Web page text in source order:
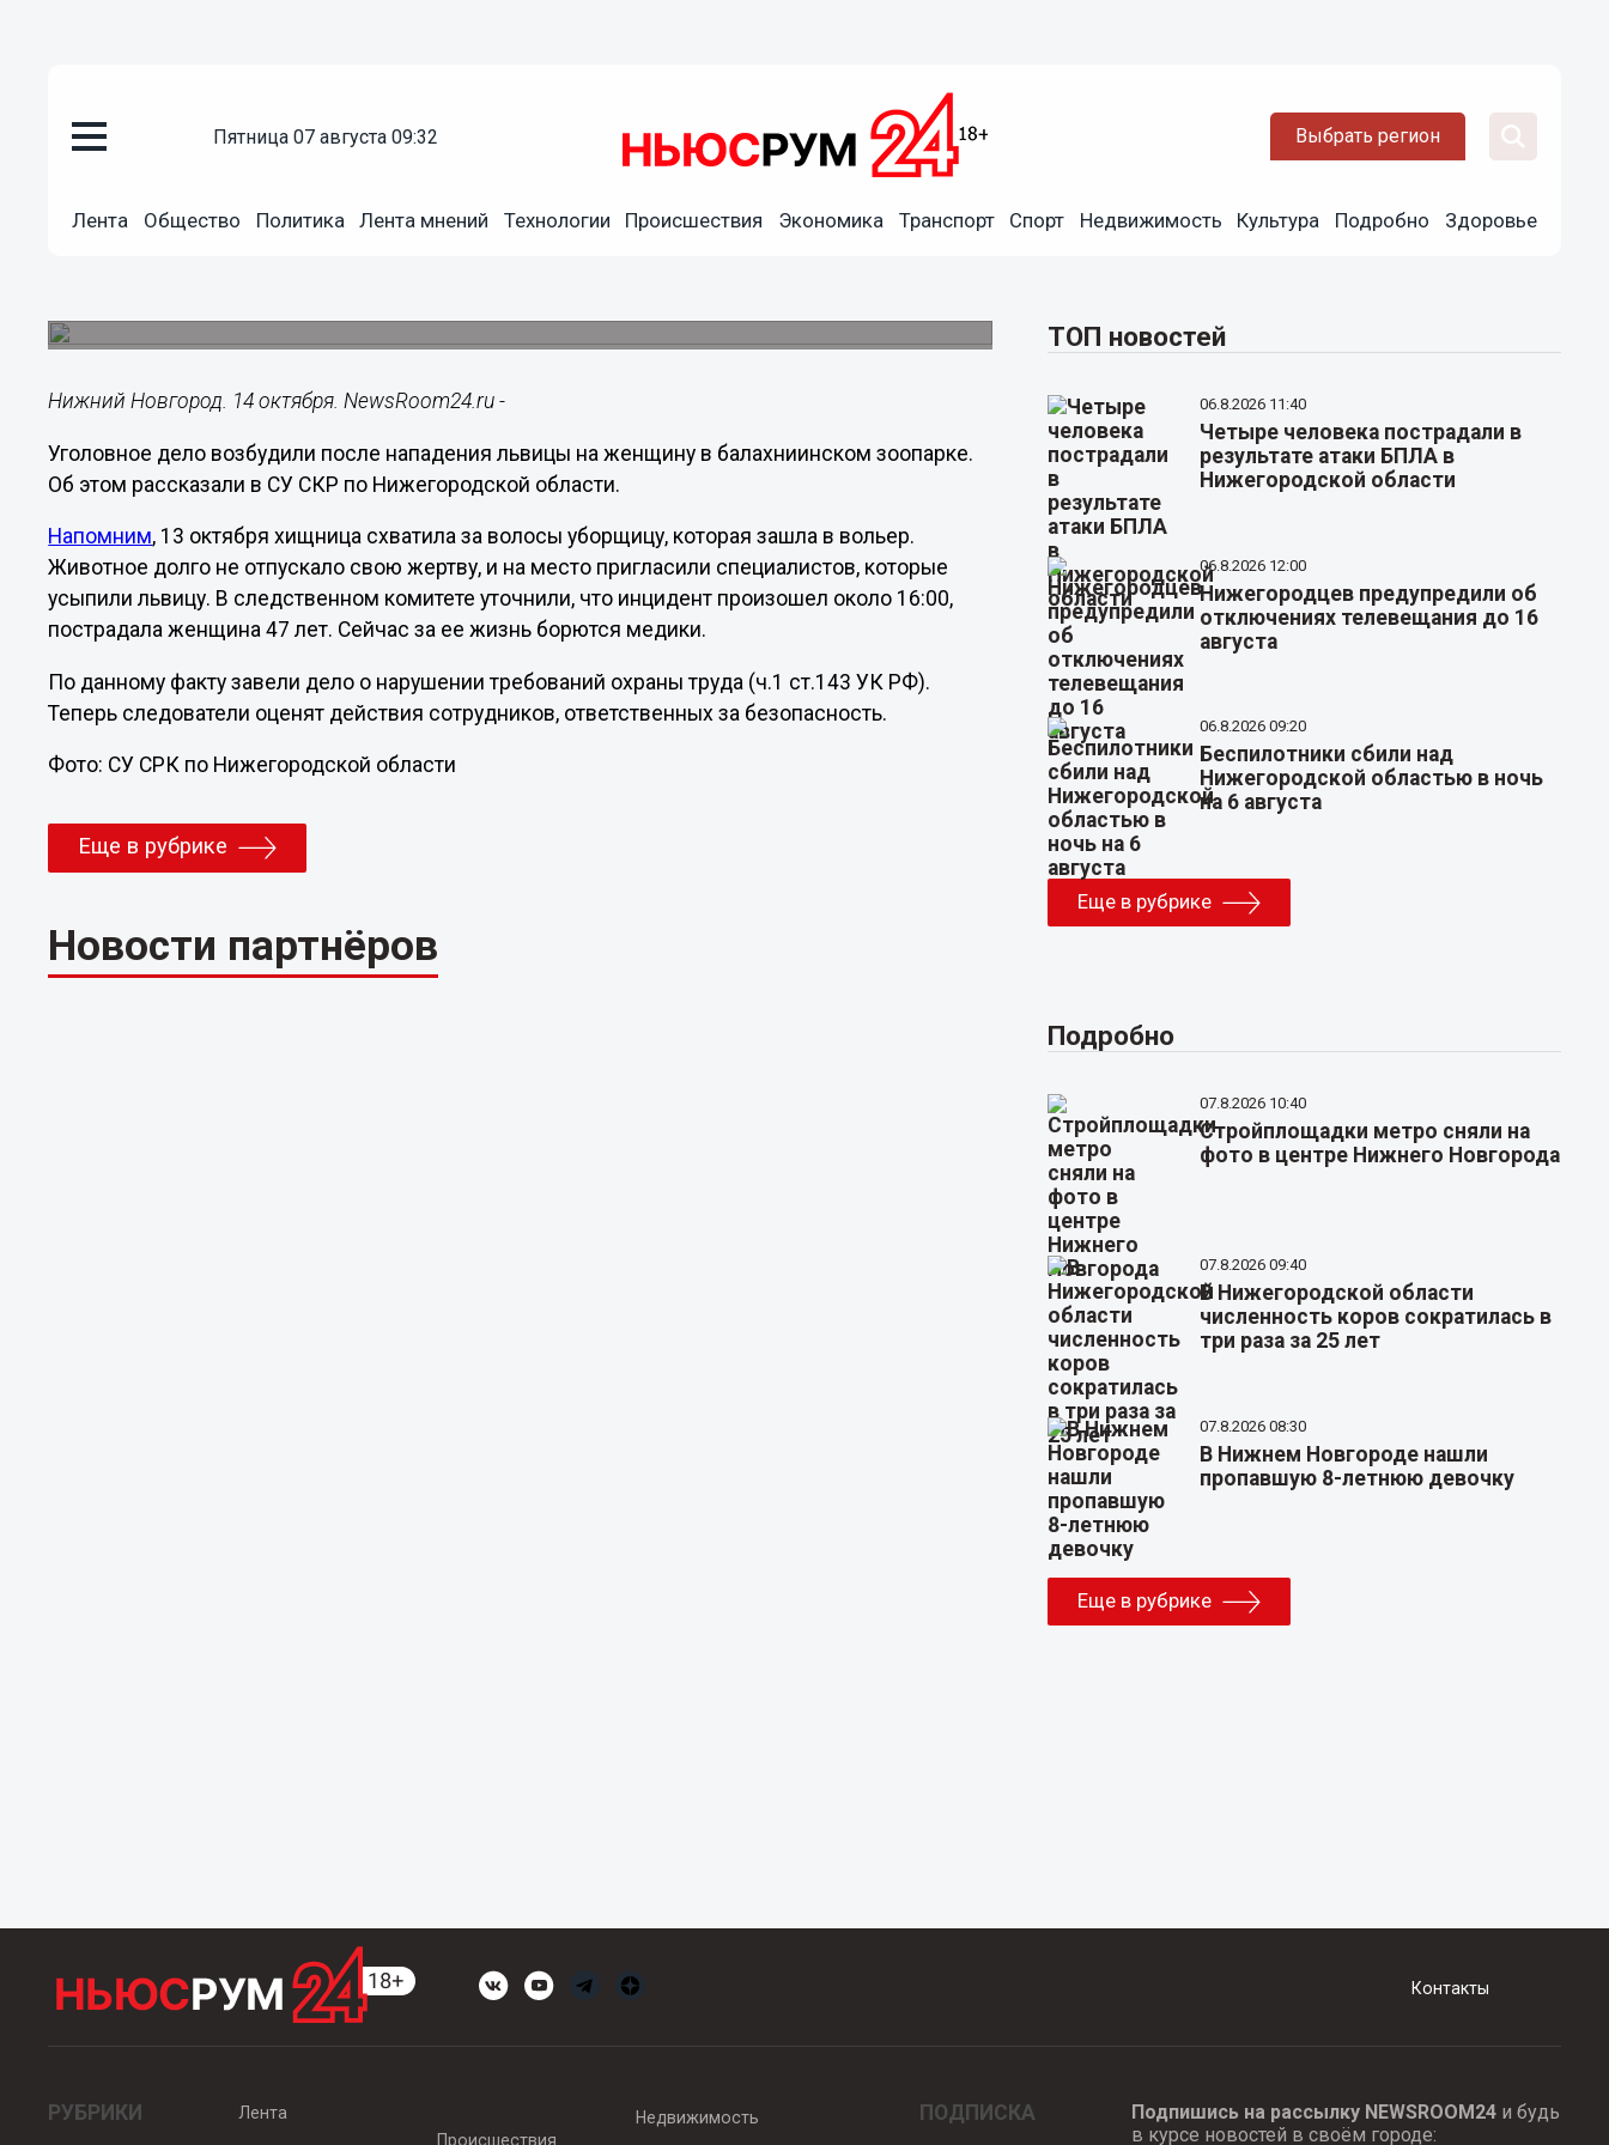
пятница 07 августа 09:32 Выбрать регион
Лента Общество Политика Лента мнений Технологии Происшествия Экономика Транспорт Спорт Недвижимость Культура Подробно Здоровье
СК завел дело из-за нападения львицы на сотрудницу
Нижний Новгород. 14 октября. NewsRoom24.ru -
Уголовное дело возбудили после нападения львицы на женщину в балахниинском зоопарке.
Об этом рассказали в СУ СКР по Нижегородской области.
Напомним, 13 октября хищница схватила за волосы уборщицу, которая зашла в вольер.
Животное долго не отпускало свою жертву, и на место пригласили специалистов, которые
усыпили львицу. В следственном комитете уточнили, что инцидент произошел около 16:00,
пострадала женщина 47 лет. Сейчас за ее жизнь борются медики.
По данному факту завели дело о нарушении требований охраны труда (ч.1 ст.143 УК РФ).
Теперь следователи оценят действия сотрудников, ответственных за безопасность.
Фото: СУ СРК по Нижегородской области
Еще в рубрике
Новости партнёров
ТОП новостей
06.8.2026 11:40
Четыре человека пострадали в
результате атаки БПЛА в
Нижегородской области
06.8.2026 12:00
Нижегородцев предупредили об
отключениях телевещания до 16
августа
06.8.2026 09:20
Беспилотники сбили над
Нижегородской областью в ночь
на 6 августа
Еще в рубрике
Подробно
07.8.2026 10:40
Стройплощадки метро сняли на
фото в центре Нижнего Новгорода
07.8.2026 09:40
В Нижегородской области
численность коров сократилась в
три раза за 25 лет
07.8.2026 08:30
В Нижнем Новгороде нашли
пропавшую 8-летнюю девочку
Еще в рубрике
Контакты
РУБРИКИ
Лента
Происшествия
Недвижимость ПОДПИСКА Подпишись на рассылку NEWSROOM24и будь
в курсе новостей в своём городе: